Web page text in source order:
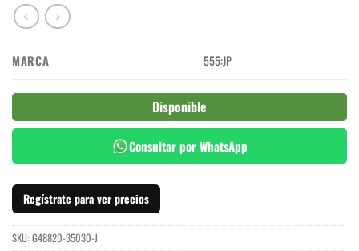
MARCA 555:JP
Disponible
Consultar por WhatsApp
Regístrate para ver precios
SKU: G48820-35030-J